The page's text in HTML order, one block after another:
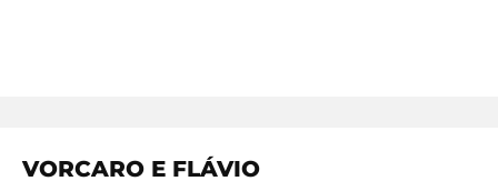
VORCARO E FLÁVIO